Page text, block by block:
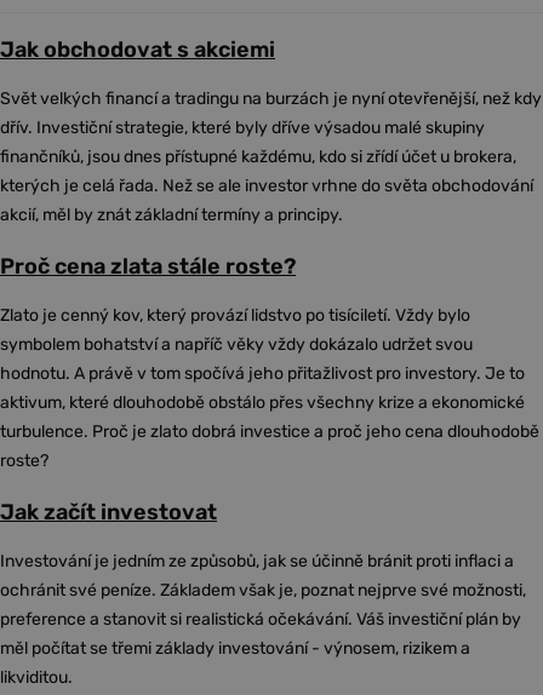
Jak obchodovat s akciemi
Svět velkých financí a tradingu na burzách je nyní otevřenější, než kdy
dřív. Investiční strategie, které byly dříve výsadou malé skupiny
finančníků, jsou dnes přístupné každému, kdo si zřídí účet u brokera,
kterých je celá řada. Než se ale investor vrhne do světa obchodování
akcií, měl by znát základní termíny a principy.
Proč cena zlata stále roste?
Zlato je cenný kov, který provází lidstvo po tisíciletí. Vždy bylo
symbolem bohatství a napříč věky vždy dokázalo udržet svou
hodnotu. A právě v tom spočívá jeho přitažlivost pro investory. Je to
aktivum, které dlouhodobě obstálo přes všechny krize a ekonomické
turbulence. Proč je zlato dobrá investice a proč jeho cena dlouhodobě
roste?
Jak začít investovat
Investování je jedním ze způsobů, jak se účinně bránit proti inflaci a
ochránit své peníze. Základem však je, poznat nejprve své možnosti,
preference a stanovit si realistická očekávání. Váš investiční plán by
měl počítat se třemi základy investování - výnosem, rizikem a
likviditou.